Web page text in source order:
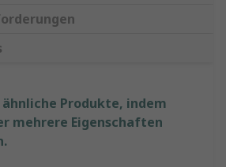
ähnliche Produkte, indem
mehrere Eigenschaften